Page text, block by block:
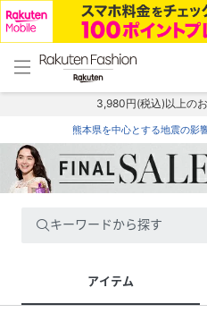
menu home
トップ
3,980円(税込)以上の
熊本県を中心とする地震の影
キーワードから探す
アイテム